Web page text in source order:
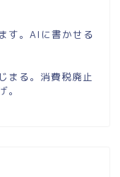
す。AIに書かせる
まる。消費税廃止